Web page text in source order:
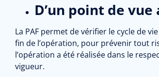
D’un point de
La PAF permet de vérifier le cycle de
fin de l’opération, pour prévenir tout
l’opération a été réalisée dans le
vigueur.